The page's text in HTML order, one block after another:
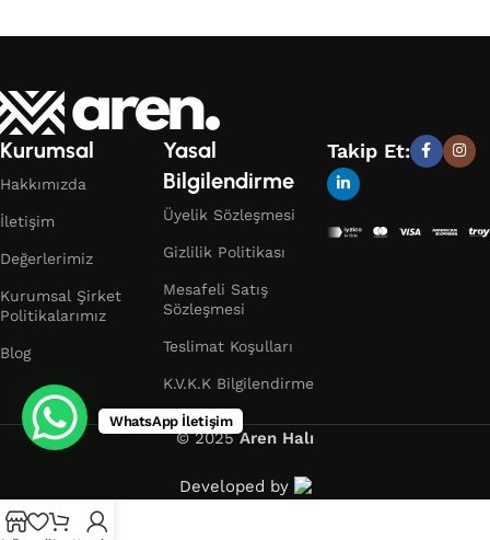
Kurumsal
Hakkımızda
İletişim
Değerlerimiz
Kurumsal Şirket
Politikalarımız
Blog
Yasal
Bilgilendirme
Üyelik Sözleşmesi
Gizlilik Politikası
Mesafeli Satış
Sözleşmesi
Teslimat Koşulları
K.V.K.K Bilgilendirme
Takip Et:
© 2025Aren Halı
Developed by
WhatsApp İletişim